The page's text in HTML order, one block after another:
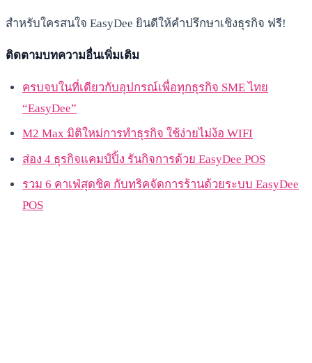
สำหรับใครสนใจ EasyDee ยินดีให้คำปรึกษาเชิงธุรกิจ ฟรี!
ติดตามบทความอื่นเพิ่มเติม
ครบจบในที่เดียวกับอุปกรณ์เพื่อทุกธุรกิจ SME ไทย
“EasyDee”
M2 Max มิติใหม่การทำธุรกิจ ใช้ง่ายไม่ง้อ WIFI
ส่อง 4 ธุรกิจแคมป์ปิ้ง รันกิจการด้วย EasyDee POS
รวม 6 คาเฟ่สุดชิค กับทริคจัดการร้านด้วยระบบ EasyDee
POS